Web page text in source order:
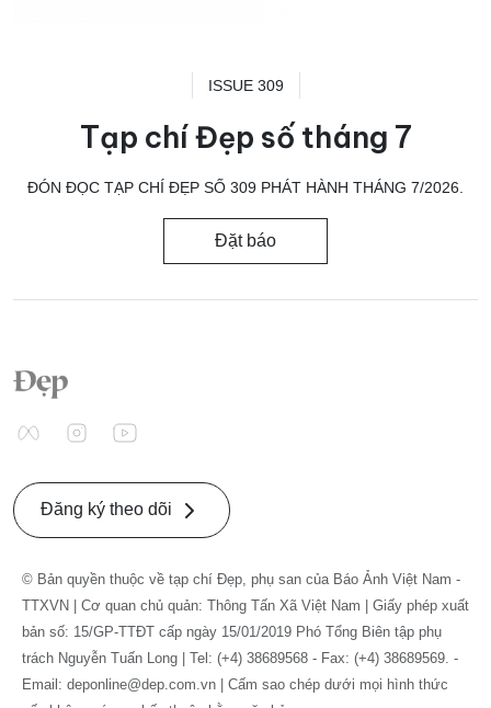
ISSUE 309
Tạp chí Đẹp số tháng 7
ĐÓN ĐỌC TẠP CHÍ ĐẸP SỐ 309 PHÁT HÀNH THÁNG 7/2026.
Đặt báo
Đăng ký theo dõi
© Bản quyền thuộc về tạp chí Đẹp, phụ san của Báo Ảnh Việt Nam -
TTXVN | Cơ quan chủ quản: Thông Tấn Xã Việt Nam | Giấy phép xuất
bản số: 15/GP-TTĐT cấp ngày 15/01/2019 Phó Tổng Biên tập phụ
trách Nguyễn Tuấn Long | Tel: (+4) 38689568 - Fax: (+4) 38689569. -
Email: deponline@dep.com.vn | Cấm sao chép dưới mọi hình thức